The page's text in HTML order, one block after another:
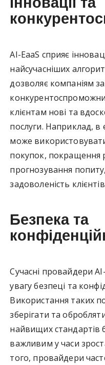
AI-EaaS сприяє
найсучасніших
дозволяє компаніям
клієнтам нові та
послуги. Наприклад, в
може
покупок, покращення
прогнозування
задоволеність
Безпека та
Сучасні провайдери
увагу безпеці та
Використання таких
зберігати та
найвищих стандартів
важливим у часи
того, провайдери